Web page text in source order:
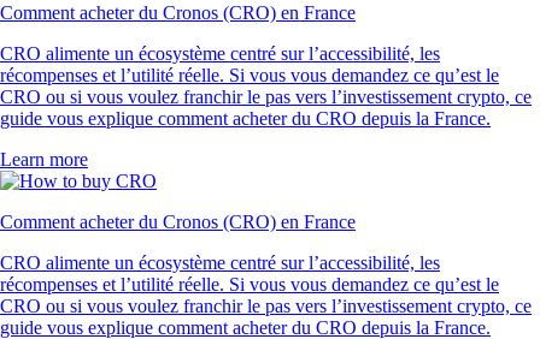
Comment acheter du Cronos (CRO) en France
CRO alimente un écosystème centré sur l’accessibilité, les
récompenses et l’utilité réelle. Si vous vous demandez ce qu’est le
CRO ou si vous voulez franchir le pas vers l’investissement crypto, ce
guide vous explique comment acheter du CRO depuis la France.
Learn more
Comment acheter du Cronos (CRO) en France
CRO alimente un écosystème centré sur l’accessibilité, les
récompenses et l’utilité réelle. Si vous vous demandez ce qu’est le
CRO ou si vous voulez franchir le pas vers l’investissement crypto, ce
guide vous explique comment acheter du CRO depuis la France.